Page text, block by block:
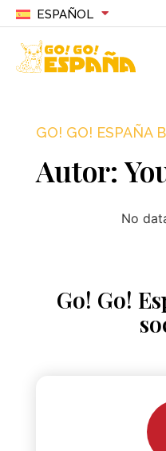
ESPAÑOL
GO! GO! ESPAÑA
Autor:
No
Go! Go!